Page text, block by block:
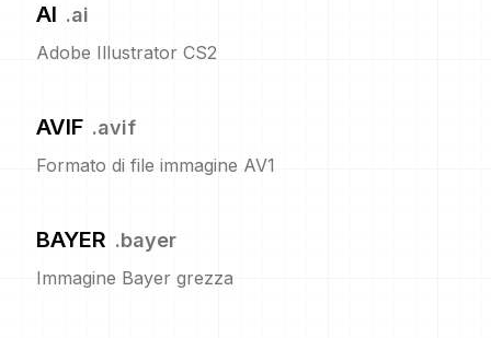
AI .ai
Adobe Illustrator CS2
AVIF .avif
Formato di file immagine AV1
BAYER .bayer
Immagine Bayer grezza